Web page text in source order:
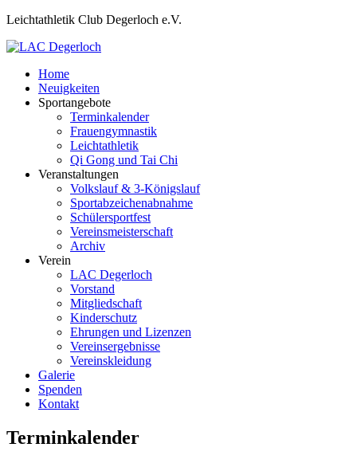
Leichtathletik Club Degerloch e.V.
Home
Neuigkeiten
Sportangebote
Terminkalender
Frauengymnastik
Leichtathletik
Qi Gong und Tai Chi
Veranstaltungen
Volkslauf & 3-Königslauf
Sportabzeichenabnahme
Schülersportfest
Vereinsmeisterschaft
Archiv
Verein
LAC Degerloch
Vorstand
Mitgliedschaft
Kinderschutz
Ehrungen und Lizenzen
Vereinsergebnisse
Vereinskleidung
Galerie
Spenden
Kontakt
Terminkalender